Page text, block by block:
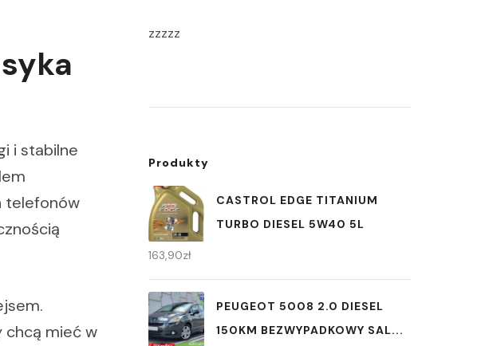
i stabilne
telefonów
chcą mieć w
zzzzz
Produkty
CASTROL EDGE TITANIUM
TURBO DIESEL 5W40 5L
163,90zł
PEUGEOT 5008 2.0 DIESEL
150KM BEZWYPADKOWY SAL...